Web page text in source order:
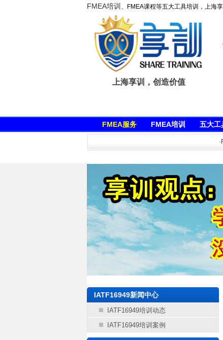
FMEA培训 、FMEA课程等五大工具培训，上海
上海享训，创造价值
FMEA服务 FMEA培训 五大工
IATF16949新闻中心
IATF16949培训动态
IATF16949培训案例